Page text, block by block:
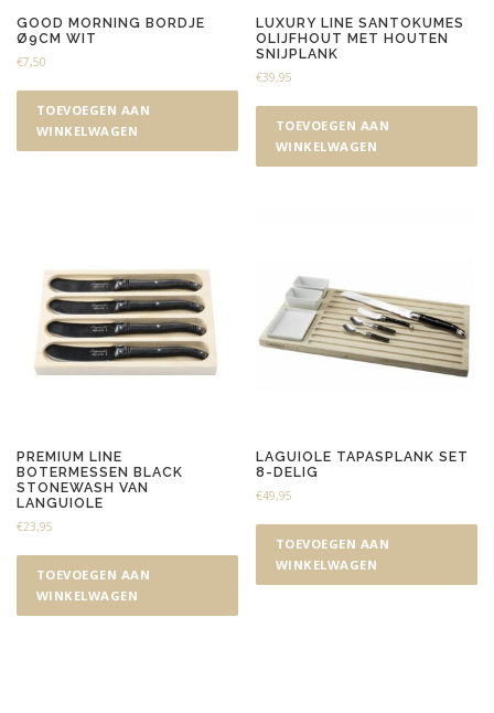
GOOD MORNING BORDJE
Ø9CM WIT
€7,50
TOEVOEGEN AAN
WINKELWAGEN
LUXURY LINE SANTOKUMES
OLIJFHOUT MET HOUTEN
SNIJPLANK
€39,95
TOEVOEGEN AAN
WINKELWAGEN
PREMIUM LINE
BOTERMESSEN BLACK
STONEWASH VAN
LANGUIOLE
€23,95
TOEVOEGEN AAN
WINKELWAGEN
LAGUIOLE TAPASPLANK SET
8-DELIG
€49,95
TOEVOEGEN AAN
WINKELWAGEN